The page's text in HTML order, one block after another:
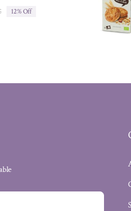
ElEl
12% Off